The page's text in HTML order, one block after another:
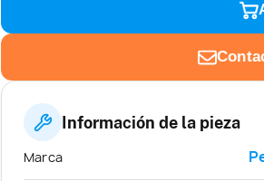
Información de la pieza
Marca